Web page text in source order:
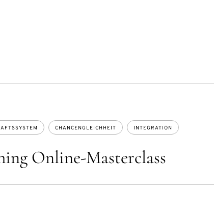
Online-Masterclass
CHANCENGLEICHHEIT INTEGRATION